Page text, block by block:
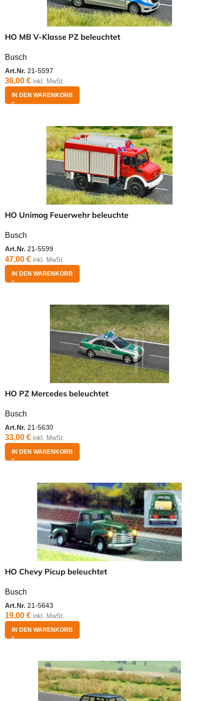
HO MB V-Klasse PZ beleuchtet
Busch
Art.Nr. 21-5597
36,00 € inkl. MwSt.
IN DEN WARENKORB
HO Unimog Feuerwehr beleuchte
Busch
Art.Nr. 21-5599
47,00 € inkl. MwSt.
IN DEN WARENKORB
HO PZ Mercedes beleuchtet
Busch
Art.Nr. 21-5630
33,00 € inkl. MwSt.
IN DEN WARENKORB
HO Chevy Picup beleuchtet
Busch
Art.Nr. 21-5643
19,00 € inkl. MwSt.
IN DEN WARENKORB